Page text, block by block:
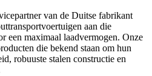
van de Duitse fabrikant
aan die
een maximaal laadvermogen. Onze
die bekend staan om hun
robuuste stalen constructie en